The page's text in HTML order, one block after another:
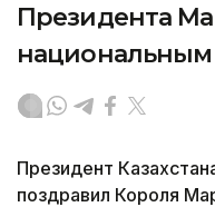
Президента
Президент
поздравил Короля